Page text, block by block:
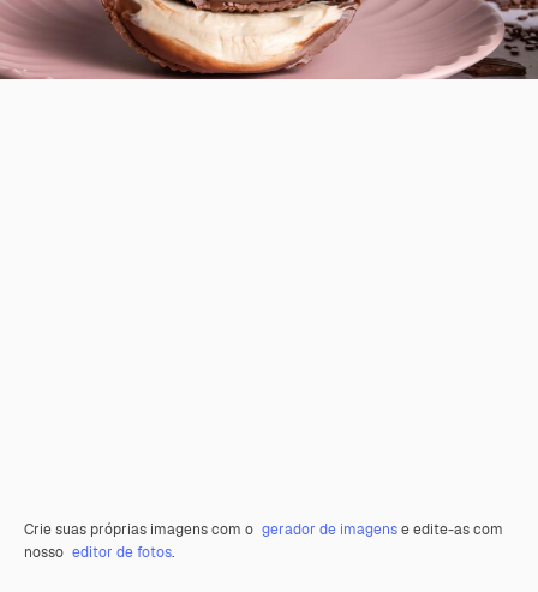
Crie suas próprias imagens com o gerador de imagense edite-as com
nosso editor de fotos.